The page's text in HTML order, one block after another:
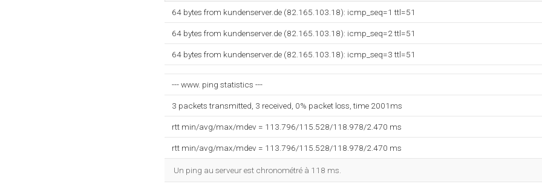
64 bytes from kundenserver.de (82.165.103.18): icmp_seq=1 ttl=51
64 bytes from kundenserver.de (82.165.103.18): icmp_seq=2 ttl=51
64 bytes from kundenserver.de (82.165.103.18): icmp_seq=3 ttl=51
--- www. ping statistics ---
3 packets transmitted, 3 received, 0% packet loss, time 2001ms
rtt min/avg/max/mdev = 113.796/115.528/118.978/2.470 ms
rtt min/avg/max/mdev = 113.796/115.528/118.978/2.470 ms
Un ping au serveur est chronométré à 118 ms.